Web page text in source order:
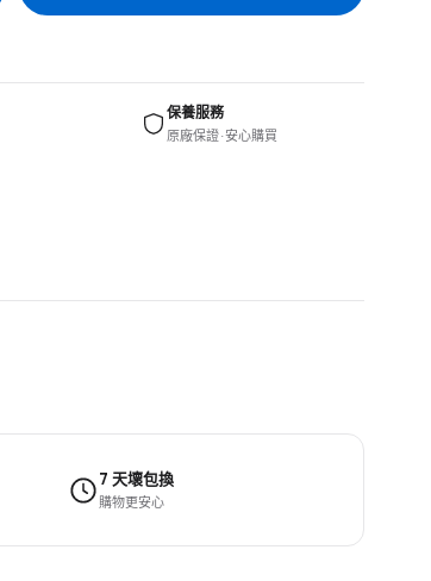
保養服務
原廠保證 · 安心購買
7 天壞包換
購物更安心